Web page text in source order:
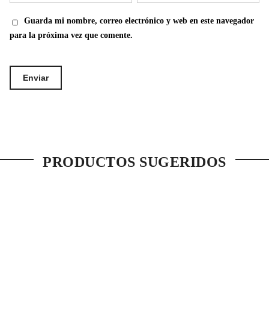
Guarda mi nombre, correo electrónico y web en este navegador
para la próxima vez que comente.
PRODUCTOS SUGERIDOS